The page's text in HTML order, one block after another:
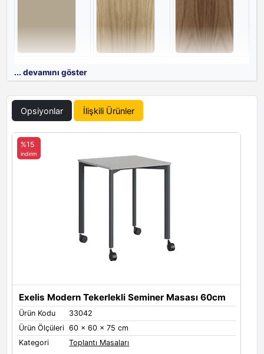
Siyah
Metal Renkleri
Metal Ayak Renkleri
Black White Grey
... devamını göster
Opsiyonlar İlişkili Ürünler
Exelis Modern Tekerlekli Seminer Masası 60cm
Ürün Kodu
33042
Ürün Ölçüleri 60 x 60 x 75 cm
Kategori
Toplantı Masaları
%15
indirim